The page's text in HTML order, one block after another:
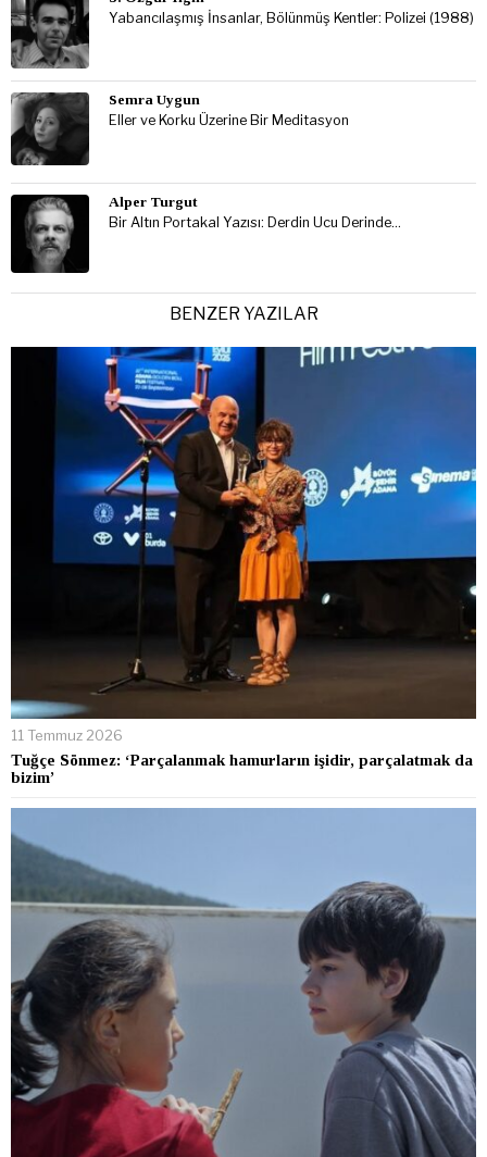
Yabancılaşmış İnsanlar, Bölünmüş Kentler: Polizei (1988)
Semra Uygun
Eller ve Korku Üzerine Bir Meditasyon
Alper Turgut
Bir Altın Portakal Yazısı: Derdin Ucu Derinde…
BENZER YAZILAR
11 Temmuz 2026
Tuğçe Sönmez: ‘Parçalanmak hamurların işidir, parçalatmak da
bizim’